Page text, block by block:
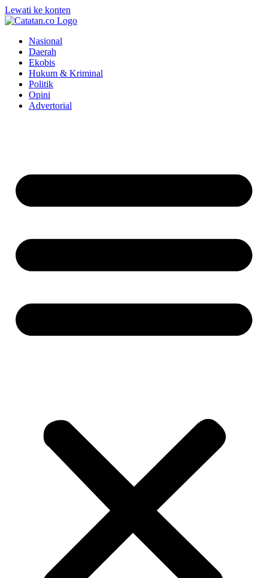
Lewati ke konten
Nasional
Daerah
Ekobis
Hukum & Kriminal
Politik
Opini
Advertorial